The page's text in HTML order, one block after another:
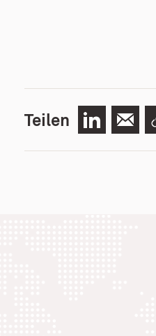
Teilen
TeilenPer